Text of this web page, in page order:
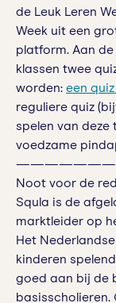
de Leuk Leren
Week uit een
platform. Aan
klassen twee
worden: een
reguliere quiz
spelen van deze
voedzame
Noot voor de
Squla is de
marktleider op
Het
kinderen
goed aan bij de
basisscholieren.